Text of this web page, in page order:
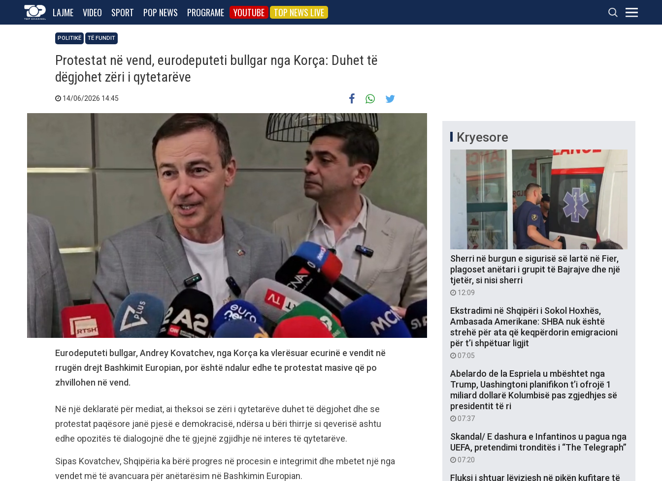
LAJME VIDEO SPORT POP NEWS PROGRAME YOUTUBE TOP NEWS LIVE
POLITIKË TË FUNDIT
Protestat në vend, eurodeputeti bullgar nga Korça: Duhet të
dëgjohet zëri i qytetarëve
14/06/2026 14:45
Eurodeputeti bullgar, Andrey Kovatchev, nga Korça ka vlerësuar ecurinë e vendit në
rrugën drejt Bashkimit Europian, por është ndalur edhe te protestat masive që po
zhvillohen në vend.
Në një deklaratë për mediat, ai theksoi se zëri i qytetarëve duhet të dëgjohet dhe se
protestat paqësore janë pjesë e demokracisë, ndërsa u bëri thirrje si qeverisë ashtu
edhe opozitës të dialogojnë dhe të gjejnë zgjidhje në interes të qytetarëve.
Sipas Kovatchev, Shqipëria ka bërë progres në procesin e integrimit dhe mbetet një nga
vendet më të avancuara për anëtarësim në Bashkimin Europian.
Kryesore
Sherri në burgun e sigurisë së lartë në Fier,
plagoset anëtari i grupit të Bajrajve dhe një
tjetër, si nisi sherri
12:09
Ekstradimi në Shqipëri i Sokol Hoxhës,
Ambasada Amerikane: SHBA nuk është
strehë për ata që keqpërdorin emigracioni
për t’i shpëtuar ligjit
07:05
Abelardo de la Espriela u mbështet nga
Trump, Uashingtoni planifikon t’i ofrojë 1
miliard dollarë Kolumbisë pas zgjedhjes së
presidentit të ri
07:37
Skandal/ E dashura e Infantinos u pagua nga
UEFA, pretendimi tronditës i “The Telegraph”
07:20
Fluksi i shtuar lëvizjesh në pikën kufitare të